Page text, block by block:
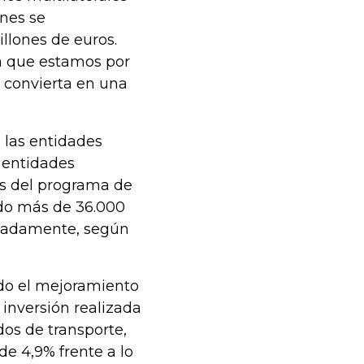
se
de euros.
que estamos por
en una
entidades
del programa de
más de 36.000
según
el mejoramiento
realizada
de transporte,
4,9% frente a lo